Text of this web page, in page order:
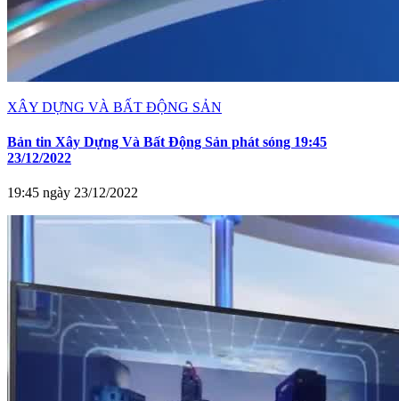
XÂY DỰNG VÀ BẤT ĐỘNG SẢN
Bản tin Xây Dựng Và Bất Động Sản phát sóng 19:45
23/12/2022
19:45 ngày 23/12/2022